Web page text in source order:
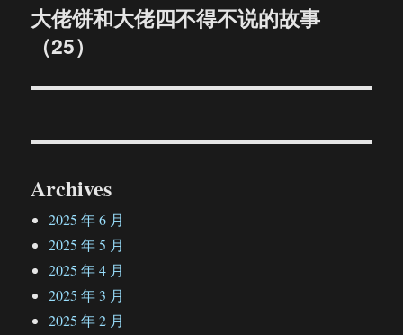
下
篇
章：
大佬饼和大佬四不得不说的故事
（25）
Archives
2025 年 6 月
2025 年 5 月
2025 年 4 月
2025 年 3 月
2025 年 2 月